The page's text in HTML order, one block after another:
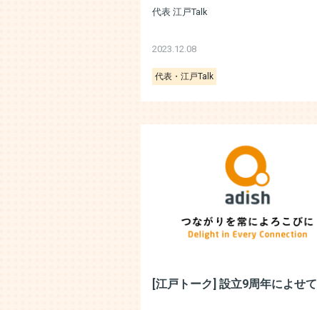
代表 江戸Talk
2023.12.08
代表・江戸Talk
[江戸トーク] 設立9周年によせて